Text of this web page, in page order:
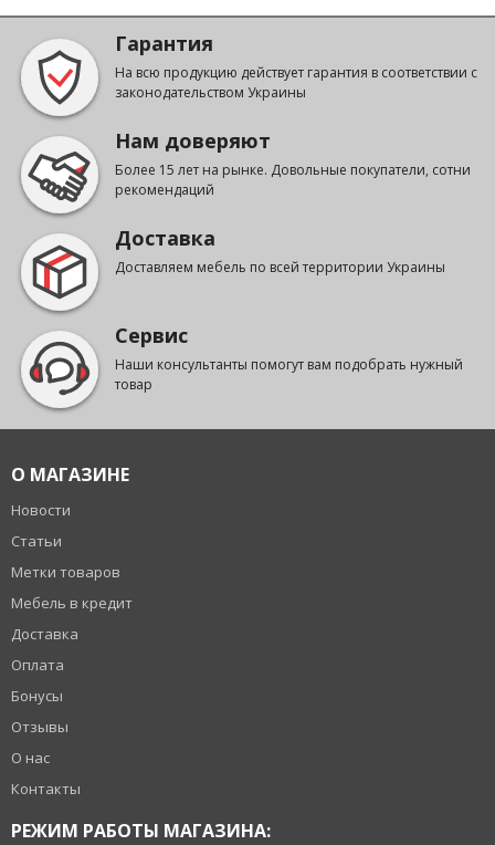
Гарантия
На всю продукцию действует гарантия в соответствии с
законодательством Украины
Нам доверяют
Более 15 лет на рынке. Довольные покупатели, сотни
рекомендаций
Доставка
Доставляем мебель по всей территории Украины
Сервис
Наши консультанты помогут вам подобрать нужный
товар
О МАГАЗИНЕ
Новости
Статьи
Метки товаров
Мебель в кредит
Доставка
Оплата
Бонусы
Отзывы
О нас
Контакты
РЕЖИМ РАБОТЫ МАГАЗИНА: